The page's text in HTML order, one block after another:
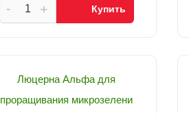
+
- Купить
Люцерна Альфа для
проращивания микрозелени